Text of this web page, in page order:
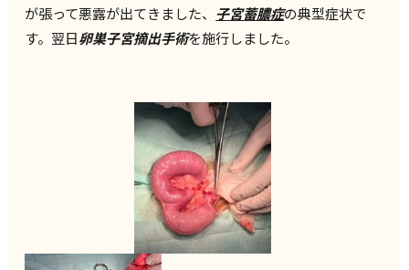
が張って悪露が出てきました、 子宮蓄膿症の典型症状で
す。翌日卵巣子宮摘出手術を施行しました。